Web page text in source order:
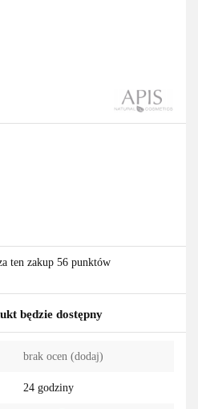
ten zakup 56 punktów
będzie dostępny
brak ocen (dodaj)
24 godziny